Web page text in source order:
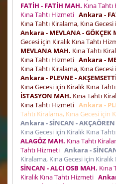
FATİH - FATİH MAH. Kına
Kına Tahtı Hizmeti Ankara -
Kına Tahtı Kiralama, Kına
Ankara - MEVLANA - GÖKÇEK
Gecesi için Kiralık Kına Tahtı
MEVLANA MAH. Kına Tahtı
Kına Tahtı Hizmeti Ankara -
Kına Tahtı Kiralama, Kına
Ankara - PLEVNE -
Kına Gecesi için Kiralık Kına
İSTASYON MAH. Kına Tahtı
Kına Tahtı Hizmeti Ankara -
Tahtı Kiralama, Kına Gecesi için
Ankara - SİNCAN -
Kına Gecesi için Kiralık Kına
ALAGÖZ MAH. Kına Tahtı
Tahtı Hizmeti Ankara -
Kiralama, Kına Gecesi için
SİNCAN - ALCI OSB MAH. Kına
Kiralık Kına Tahtı Hizmeti